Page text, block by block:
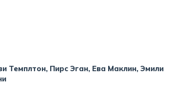
Темплтон, Пирс Эган, Ева Маклин, Эмили